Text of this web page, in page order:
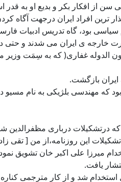
از افکار بکر و بدیع او به قدر
ترین افراد ایران درجهت
بود، گاه تدریس ادبیات
ی ایران می شدند و حتی
و در سال 1282 خورشیدی، همراه با معاون
که مهندسی بلژیکی به نام
بعدی) که درتشکیلات درباری
این روزنامه،از من [
میرزا علی اکبر خان تشویق
یافت.